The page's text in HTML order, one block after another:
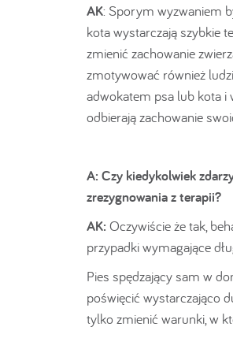
AK: Sporym wyzwaniem
kota wystarczają szybkie
zmienić zachowanie
zmotywować również
adwokatem psa lub kota i
odbierają zachowanie
A: Czy kiedykolwiek
zrezygnowania z terapii?
AK: Oczywiście że tak,
przypadki wymagające
Pies spędzający sam w
poświęcić wystarczająco
tylko zmienić warunki, w